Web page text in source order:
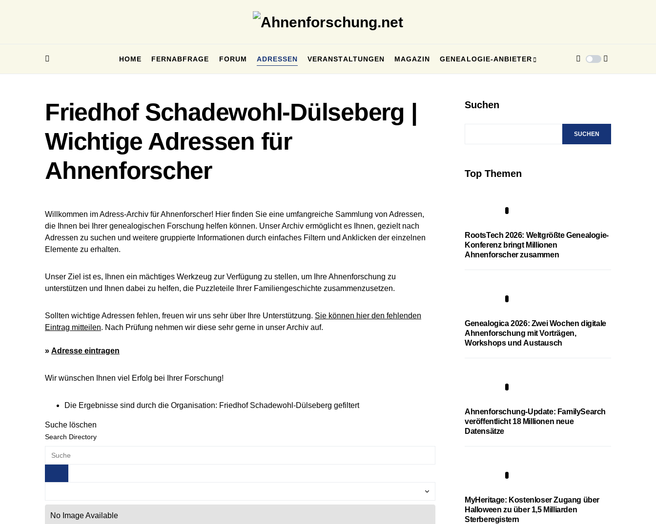
HOME FERNABFRAGE FORUM ADRESSEN VERANSTALTUNGEN MAGAZIN GENEALOGIE-ANBIETER
Friedhof Schadewohl-Dülseberg |
Wichtige Adressen für
Ahnenforscher
Willkommen im Adress-Archiv für Ahnenforscher! Hier finden Sie eine umfangreiche Sammlung von Adressen,
die Ihnen bei Ihrer genealogischen Forschung helfen können. Unser Archiv ermöglicht es Ihnen, gezielt nach
Adressen zu suchen und weitere gruppierte Informationen durch einfaches Filtern und Anklicken der einzelnen
Elemente zu erhalten.
Unser Ziel ist es, Ihnen ein mächtiges Werkzeug zur Verfügung zu stellen, um Ihre Ahnenforschung zu
unterstützen und Ihnen dabei zu helfen, die Puzzleteile Ihrer Familiengeschichte zusammenzusetzen.
Sollten wichtige Adressen fehlen, freuen wir uns sehr über Ihre Unterstützung. Sie können hier den fehlenden
Eintrag mitteilen. Nach Prüfung nehmen wir diese sehr gerne in unser Archiv auf.
» Adresse eintragen
Wir wünschen Ihnen viel Erfolg bei Ihrer Forschung!
Die Ergebnisse sind durch die Organisation: Friedhof Schadewohl-Dülseberg gefiltert
Suche löschen
Search Directory
No Image Available
Suchen
SUCHEN
Top Themen
RootsTech 2026: Weltgrößte Genealogie-
Konferenz bringt Millionen
Ahnenforscher zusammen
Genealogica 2026: Zwei Wochen digitale
Ahnenforschung mit Vorträgen,
Workshops und Austausch
Ahnenforschung-Update: FamilySearch
veröffentlicht 18 Millionen neue
Datensätze
MyHeritage: Kostenloser Zugang über
Halloween zu über 1,5 Milliarden
Sterberegistern